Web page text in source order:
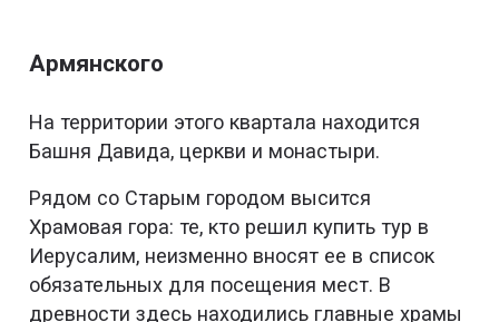
Армянского
На территории этого квартала находится
Башня Давида, церкви и монастыри.
Рядом со Старым городом высится
Храмовая гора: те, кто решил купить тур в
Иерусалим, неизменно вносят ее в список
обязательных для посещения мест. В
древности здесь находились главные храмы